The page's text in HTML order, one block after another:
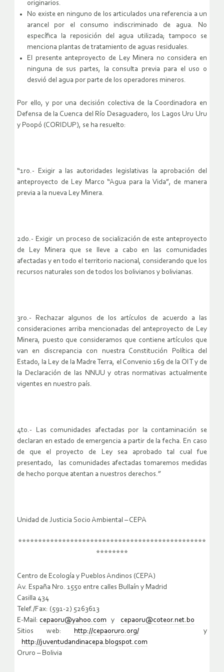
originarios.
No existe en ninguno de los articulados una referencia a un
arancel por el consumo indiscriminado de agua. No
específica la reposición del agua utilizada; tampoco se
menciona plantas de tratamiento de aguas residuales.
El presente anteproyecto de Ley Minera no considera en
ninguna de sus partes, la consulta previa para el uso o
desvió del agua por parte de los operadores mineros.
Por ello, y por una decisión colectiva de la Coordinadora en
Defensa de la Cuenca del Río Desaguadero, los Lagos Uru Uru
y Poopó (CORIDUP), se ha resuelto:
“1ro.- Exigir a las autoridades legislativas la aprobación del
anteproyecto de Ley Marco “Agua para la Vida”, de manera
previa a la nueva Ley Minera.
2do.- Exigir un proceso de socialización de este anteproyecto
de Ley Minera que se lleve a cabo en las comunidades
afectadas y en todo el territorio nacional, considerando que los
recursos naturales son de todos los bolivianos y bolivianas.
3ro.- Rechazar algunos de los artículos de acuerdo a las
consideraciones arriba mencionadas del anteproyecto de Ley
Minera, puesto que consideramos que contiene artículos que
van en discrepancia con nuestra Constitución Política del
Estado, la Ley de la Madre Terra, el Convenio 169 de la OIT y de
la Declaración de las NNUU y otras normativas actualmente
vigentes en nuestro país.
4to.- Las comunidades afectadas por la contaminación se
declaran en estado de emergencia a partir de la fecha. En caso
de que el proyecto de Ley sea aprobado tal cual fue
presentado, las comunidades afectadas tomaremos medidas
de hecho porque atentan a nuestros derechos.”
Unidad de Justicia Socio Ambiental – CEPA
***********************************************
********
Centro de Ecología y Pueblos Andinos (CEPA)
Av. España Nro. 1550 entre calles Bullaín y Madrid
Casilla 434
Telef./Fax: (591-2) 5263613
E-Mail: cepaoru@yahoo.com y cepaoru@coteor.net.bo
Sitios web: http://cepaoruro.org/ y
http://juventudandinacepa.blogspot.com
Oruro – Bolivia